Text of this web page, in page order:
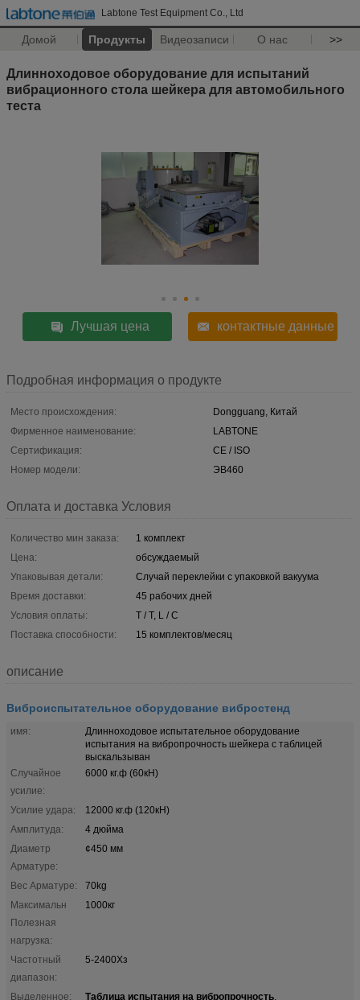
Labtone Test Equipment Co., Ltd
Домой Продукты Видеозаписи О нас >>
Длинноходовое оборудование для испытаний
вибрационного стола шейкера для автомобильного
теста
Лучшая цена контактные данные
Подробная информация о продукте
Место происхождения:
Dongguang, Китай
Фирменное наименование:
LABTONE
Сертификация:
CE / ISO
Номер модели:
ЭВ460
Оплата и доставка Условия
Количество мин заказа:
1 комплект
Цена:
обсуждаемый
Упаковывая детали:
Случай переклейки с упаковкой вакуума
Время доставки:
45 рабочих дней
Условия оплаты:
T / T, L / C
Поставка способности:
15 комплектов/месяц
описание
Виброиспытательное оборудование вибростенд
имя:
Длинноходовое испытательное оборудование
испытания на вибропрочность шейкера с таблицей
выскальзыван
Случайное
усилие:
6000 кг.ф (60кН)
Усилие удара:
12000 кг.ф (120кН)
Амплитуда:
4 дюйма
Диаметр
Арматуре:
¢450 мм
Вес Арматуре:
70kg
Максимальн
Полезная
нагрузка:
1000кг
Частотный
диапазон:
5-2400Хз
Выделенное: Таблица испытания на вибропрочность,